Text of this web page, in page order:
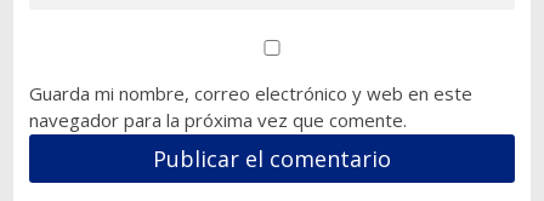
Guarda mi nombre, correo electrónico y web en este
navegador para la próxima vez que comente.